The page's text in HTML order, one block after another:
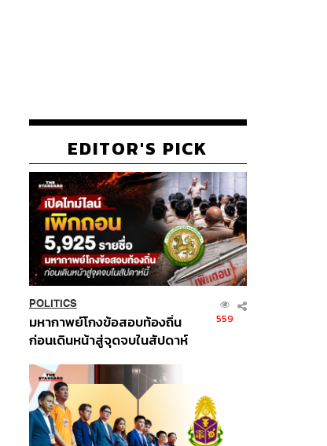
EDITOR'S PICK
POLITICS
มหากาพย์โกงข้อสอบท้องถิ่น
ก่อนเดินหน้าสู่จุดจบในสัปดาห์
559